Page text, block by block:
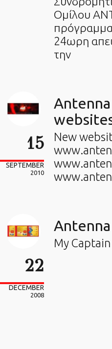
Ομίλου
24ωρη
την
15
SEPTEMBER
2010
New
22
DECEMBER
2008
My